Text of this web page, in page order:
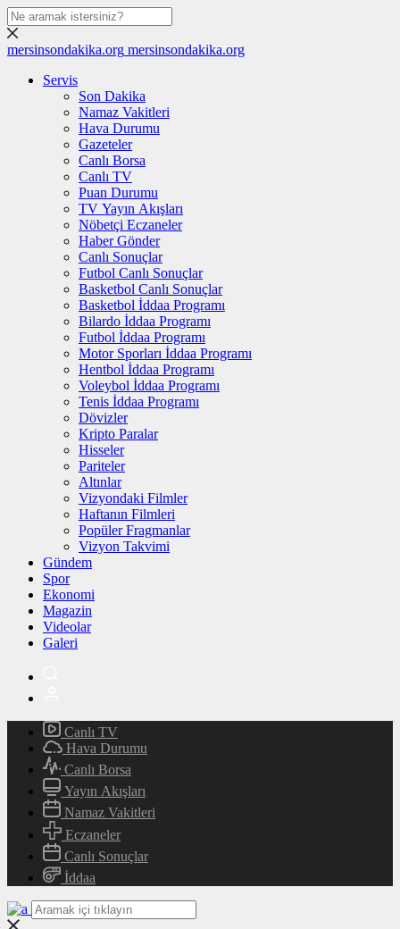
mersinsondakika.org mersinsondakika.org
Servis
Son Dakika
Namaz Vakitleri
Hava Durumu
Gazeteler
Canlı Borsa
Canlı TV
Puan Durumu
TV Yayın Akışları
Nöbetçi Eczaneler
Haber Gönder
Canlı Sonuçlar
Futbol Canlı Sonuçlar
Basketbol Canlı Sonuçlar
Basketbol İddaa Programı
Bilardo İddaa Programı
Futbol İddaa Programı
Motor Sporları İddaa Programı
Hentbol İddaa Programı
Voleybol İddaa Programı
Tenis İddaa Programı
Dövizler
Kripto Paralar
Hisseler
Pariteler
Altınlar
Vizyondaki Filmler
Haftanın Filmleri
Popüler Fragmanlar
Vizyon Takvimi
Gündem
Spor
Ekonomi
Magazin
Videolar
Galeri
Canlı TV
Hava Durumu
Canlı Borsa
Yayın Akışları
Namaz Vakitleri
Eczaneler
Canlı Sonuçlar
İddaa